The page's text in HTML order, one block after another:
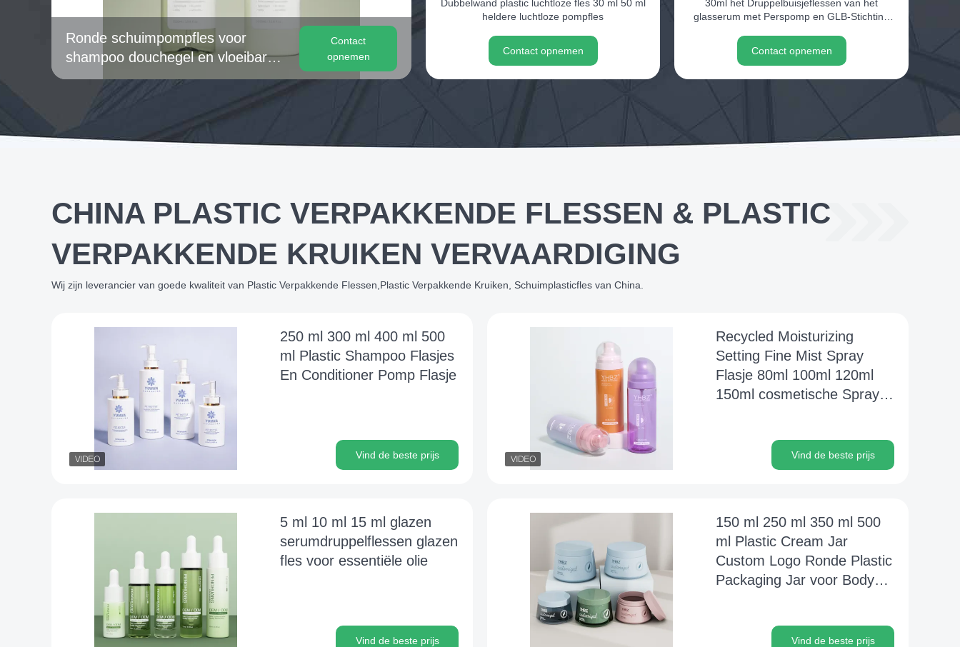
Ronde schuimpompfles voor
shampoo douchegel en vloeibare
handzeep
Contact
opnemen
Dubbelwand plastic luchtloze fles 30 ml 50 ml
heldere luchtloze pompfles
Contact opnemen
30ml het Druppelbuisjeflessen van het
glasserum met Perspomp en GLB-Stichting
Contact opnemen
CHINA PLASTIC VERPAKKENDE FLESSEN & PLASTIC
VERPAKKENDE KRUIKEN VERVAARDIGING
Wij zijn leverancier van goede kwaliteit van Plastic Verpakkende Flessen,Plastic Verpakkende Kruiken, Schuimplasticfles van China.
250 ml 300 ml 400 ml 500
ml Plastic Shampoo Flasjes
En Conditioner Pomp Flasje
Vind de beste prijs
Recycled Moisturizing
Setting Fine Mist Spray
Flasje 80ml 100ml 120ml
150ml cosmetische Spray
Vind de beste prijs
5 ml 10 ml 15 ml glazen
serumdruppelflessen glazen
fles voor essentiële olie
Vind de beste prijs
150 ml 250 ml 350 ml 500
ml Plastic Cream Jar
Custom Logo Ronde Plastic
Packaging Jar voor Body
Vind de beste prijs